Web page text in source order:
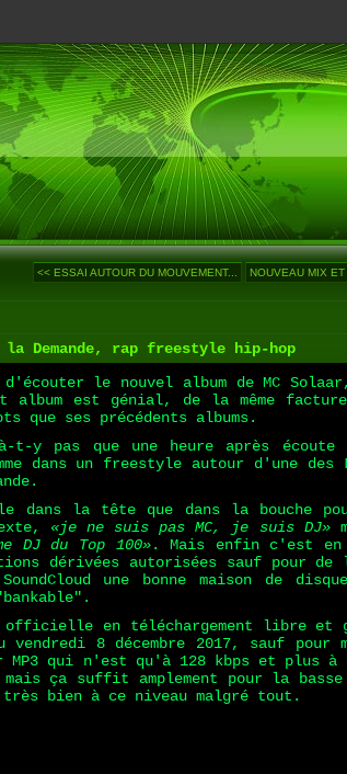
<< ESSAI AUTOUR DU MOUVEMENT... NOUVEAU MIX
Demande, rap freestyle hip-hop
le nouvel album de MC
album est génial, de la même
que ses précédents albums.
t-y pas que une heure après
dans un freestyle autour d'une
dans la tête que dans la bouche
«je ne suis pas MC, je suis DJ»
DJ du Top 100». Mais enfin c'est en
dérivées autorisées sauf pour
une bonne maison de
officielle en téléchargement libre
vendredi 8 décembre 2017, sauf
qui n'est qu'à 128 kbps et plus à
ça suffit amplement pour la
bien à ce niveau malgré tout.